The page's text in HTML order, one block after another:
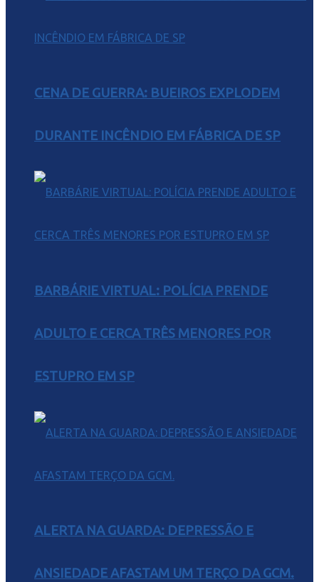
CENA DE GUERRA: BUEIROS EXPLODEM
DURANTE INCÊNDIO EM FÁBRICA DE SP
BARBÁRIE VIRTUAL: POLÍCIA PRENDE
ADULTO E CERCA TRÊS MENORES POR
ESTUPRO EM SP
ALERTA NA GUARDA: DEPRESSÃO E
ANSIEDADE AFASTAM UM TERÇO DA GCM.